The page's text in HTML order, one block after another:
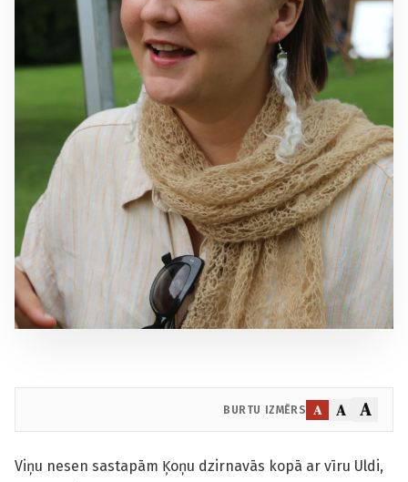
BURTU IZMĒRS A A A
Viņu nesen sastapām Ķoņu dzirnavās kopā ar vīru Uldi,